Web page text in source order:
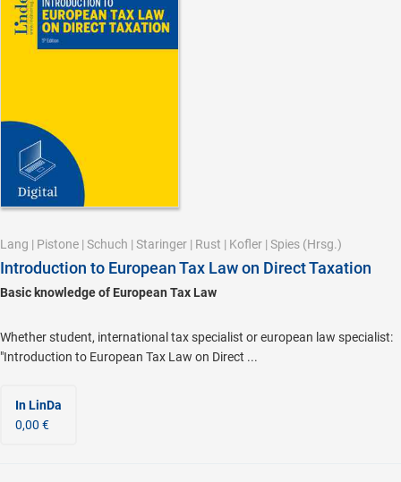
Lang | Pistone | Schuch | Staringer | Rust | Kofler | Spies (Hrsg.)
Introduction to European Tax Law on Direct Taxation
Basic knowledge of European Tax Law
Whether student, international tax specialist or european law specialist:
"Introduction to European Tax Law on Direct ...
In LinDa
0,00 €